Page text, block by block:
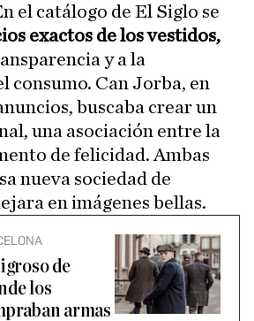
el catálogo de El Siglo se
exactos de los vestidos,
y a la
consumo. Can Jorba, en
buscaba crear un
una asociación entre la
de felicidad. Ambas
nueva sociedad de
en imágenes bellas.
de
los
armas